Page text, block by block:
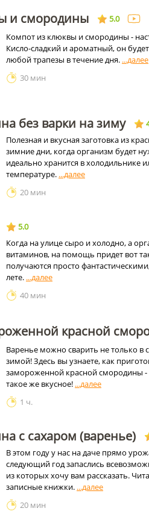
и смородины
5.0
Компот из клюквы и смородины -
Кисло-сладкий и ароматный, он
любой трапезы в течение дня.
30 мин
без варки на зиму
Полезная и вкусная заготовка из
зимние дни, когда организм будет
идеально хранится в холодильнике
температуре.
20 мин
5.0
Когда на улице сыро и холодно, а
витаминов, на помощь придет вот
получаются просто
лете.
40 мин
красной
Варенье можно сварить не только в
зимой! Здесь вы узнаете, как
замороженной красной смородины -
такое же вкусное!
1 ч.
с сахаром (варенье)
В этом году у нас на даче прямо
следующий год запаслись
из которых хочу вам рассказать.
записные книжки.
20 мин